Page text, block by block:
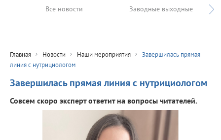
Все новости Заводные выходные
Главная Новости Наши мероприятия
Завершилась прямая
линия с нутрициологом
Завершилась прямая линия с нутрициологом
Совсем скоро эксперт ответит на вопросы читателей.